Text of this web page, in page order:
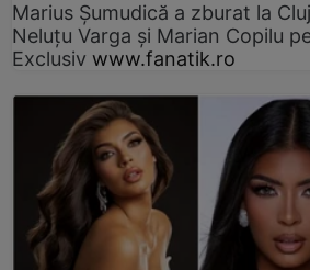
Marius Şumudică a zburat la
Neluţu Varga şi Marian Copilu
Exclusiv www.fanatik.ro